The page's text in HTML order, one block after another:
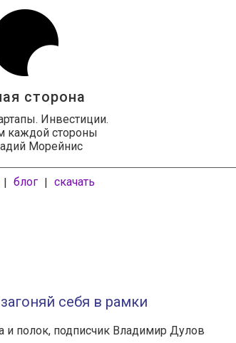
сторона
Инвестиции.
каждой стороны
Морейнис
| блог | скачать
себя в рамки
и полок, подписчик Владимир Дулов